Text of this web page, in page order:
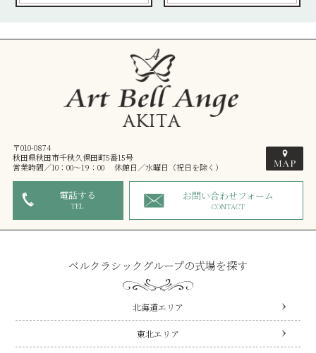
〒010-0874
秋田県秋田市千秋久保田町5番15号
営業時間／10：00～19：00 休館日／水曜日（祝日を除く）
電話する
TEL
お問い合わせフォーム
CONTACT
ベルクラシックグループの式場を探す
北海道エリア
東北エリア